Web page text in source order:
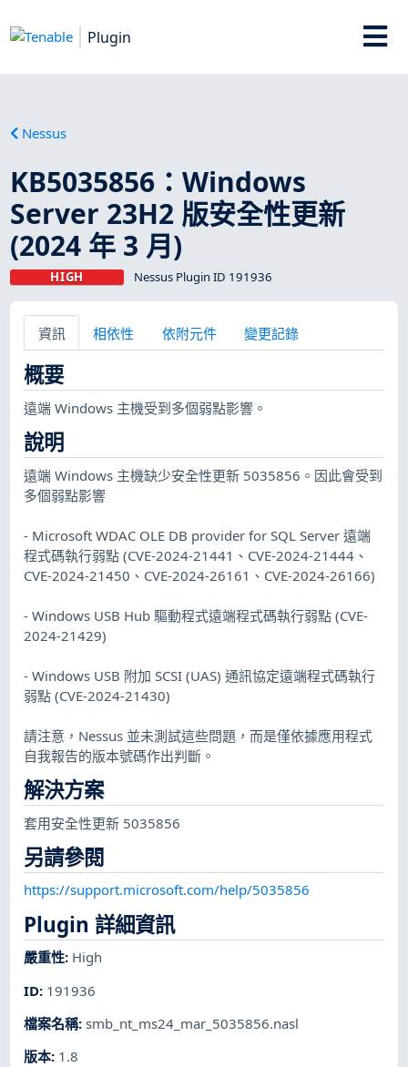
Plugin
Nessus
KB5035856：Windows
Server 23H2 版安全性更新
(2024 年 3 月)
HIGH Nessus Plugin ID 191936
資訊 相依性 依附元件 變更記錄
概要
遠端 Windows 主機受到多個弱點影響。
說明
遠端 Windows 主機缺少安全性更新 5035856。因此會受到
多個弱點影響
- Microsoft WDAC OLE DB provider for SQL Server 遠端
程式碼執行弱點 (CVE-2024-21441、CVE-2024-21444、
CVE-2024-21450、CVE-2024-26161、CVE-2024-26166)
- Windows USB Hub 驅動程式遠端程式碼執行弱點 (CVE-
2024-21429)
- Windows USB 附加 SCSI (UAS) 通訊協定遠端程式碼執行
弱點 (CVE-2024-21430)
請注意，Nessus 並未測試這些問題，而是僅依據應用程式
自我報告的版本號碼作出判斷。
解決方案
套用安全性更新 5035856
另請參閱
https://support.microsoft.com/help/5035856
Plugin 詳細資訊
嚴重性: High
ID: 191936
檔案名稱:smb_nt_ms24_mar_5035856.nasl
版本: 1.8